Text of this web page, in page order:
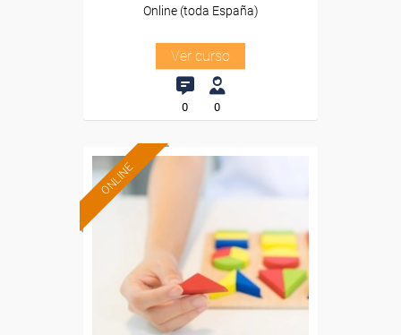
Online (toda España)
Ver curso
0 0
ONLINE
subvencionada.
Para desempleados,
trabajadores y autónomos.
Sector
-Educación.